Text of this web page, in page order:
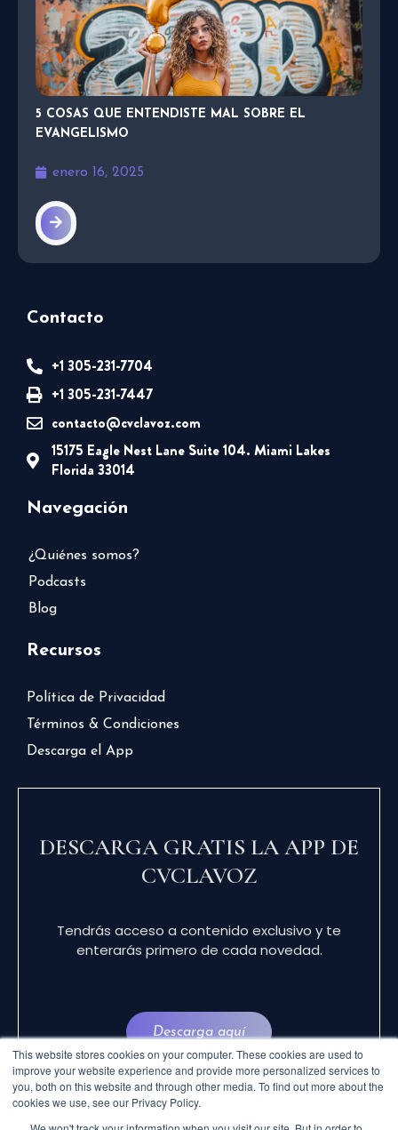
This website stores cookies on your computer. These cookies are used to
improve your website experience and provide more personalized services to
you, both on this website and through other media. To find out more about the
cookies we use, see our Privacy Policy.
5 COSAS QUE ENTENDISTE MAL SOBRE EL
EVANGELISMO
enero 16, 2025
Contacto
+1 305-231-7704
+1 305-231-7447
contacto@cvclavoz.com
15175 Eagle Nest Lane Suite 104. Miami Lakes
Florida 33014
Navegación
¿Quiénes somos?
Podcasts
Blog
Recursos
Política de Privacidad
Términos & Condiciones
Descarga el App
DESCARGA GRATIS LA APP DE
CVCLAVOZ
Tendrás acceso a contenido exclusivo y te
enterarás primero de cada novedad.
Descarga aquí